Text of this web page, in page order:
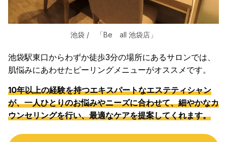
池袋 / 「Be all 池袋店」
池袋駅東口からわずか徒歩3分の場所にあるサロンでは、
肌悩みにあわせたピーリングメニューがオススメです。
10年以上の経験を持つエキスパートなエステティシャン
が、一人ひとりのお悩みやニーズに合わせて、細やかなカ
ウンセリングを行い、最適なケアを提案してくれます。